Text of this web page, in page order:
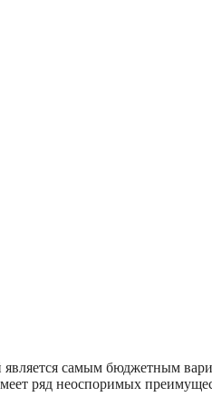
самым бюджетным
ряд неоспоримых